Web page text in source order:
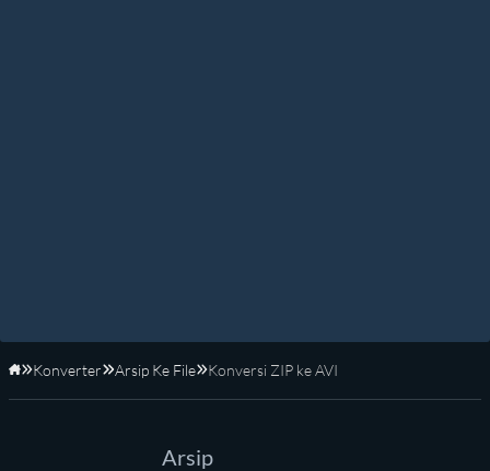
Beranda
Konverter Arsip Ke File Konversi ZIP ke AVI
Arsip